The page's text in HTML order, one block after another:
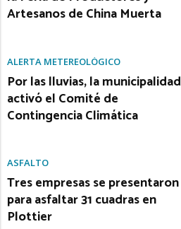
Artesanos de China Muerta
ALERTA METEREOLÓGICO
Por las lluvias, la municipalidad
activó el Comité de
Contingencia Climática
ASFALTO
Tres empresas se presentaron
para asfaltar 31 cuadras en
Plottier